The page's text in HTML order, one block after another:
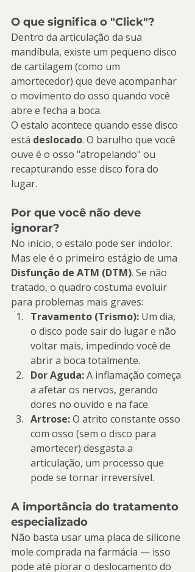
O que significa o "Click"?
Dentro da articulação da sua
mandíbula, existe um pequeno disco
de cartilagem (como um
amortecedor) que deve acompanhar
o movimento do osso quando você
abre e fecha a boca.
O estalo acontece quando esse disco
está deslocado. O barulho que você
ouve é o osso "atropelando" ou
recapturando esse disco fora do
lugar.
Por que você não deve
ignorar?
No início, o estalo pode ser indolor.
Mas ele é o primeiro estágio de uma
Disfunção de ATM (DTM). Se não
tratado, o quadro costuma evoluir
para problemas mais graves:
Travamento (Trismo): Um dia,
o disco pode sair do lugar e não
voltar mais, impedindo você de
abrir a boca totalmente.
Dor Aguda: A inflamação começa
a afetar os nervos, gerando
dores no ouvido e na face.
Artrose: O atrito constante osso
com osso (sem o disco para
amortecer) desgasta a
articulação, um processo que
pode se tornar irreversível.
A importância do tratamento
especializado
Não basta usar uma placa de silicone
mole comprada na farmácia — isso
pode até piorar o deslocamento do